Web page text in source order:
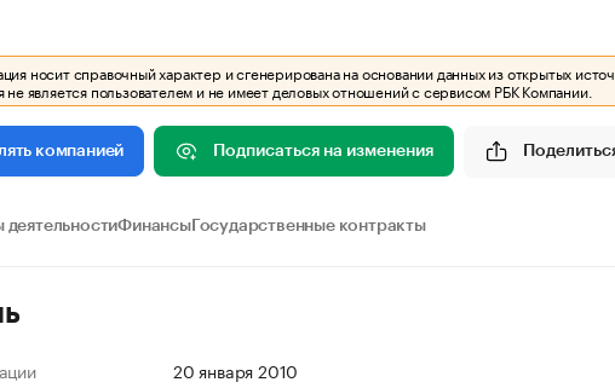
носит справочный характер и сгенерирована на основании данных из открытых
не является пользователем и не имеет деловых отношений с сервисом РБК Компании.
компанией Подписаться на изменения
деятельностиФинансыГосударственные контракты
20 января 2010